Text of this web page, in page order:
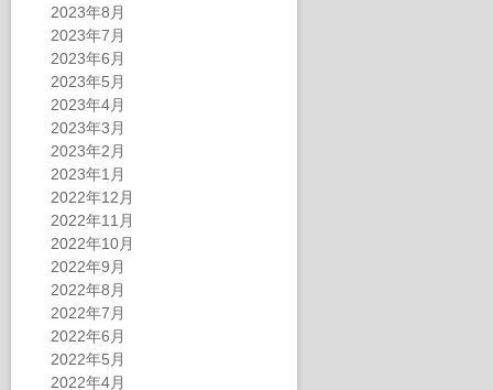
2023年8月
2023年7月
2023年6月
2023年5月
2023年4月
2023年3月
2023年2月
2023年1月
2022年12月
2022年11月
2022年10月
2022年9月
2022年8月
2022年7月
2022年6月
2022年5月
2022年4月